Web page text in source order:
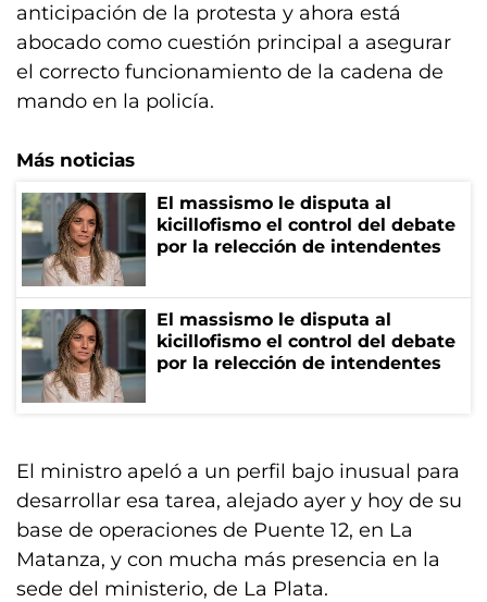
anticipación de la protesta y ahora está
abocado como cuestión principal a asegurar
el correcto funcionamiento de la cadena de
mando en la policía.
Más noticias
El massismo le disputa al
kicillofismo el control del debate
por la relección de intendentes
El massismo le disputa al
kicillofismo el control del debate
por la relección de intendentes
El ministro apeló a un perfil bajo inusual para
desarrollar esa tarea, alejado ayer y hoy de su
base de operaciones de Puente 12, en La
Matanza, y con mucha más presencia en la
sede del ministerio, de La Plata.